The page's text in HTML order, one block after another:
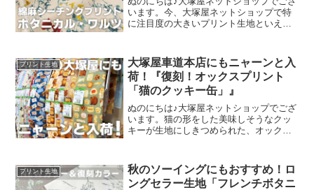
います。今、大塚屋ネットショップで特
に注目度の大きいプリント生地といえ
ン生地に、エンジェルソフト加工という
特別な加工を施し、
プリント生地
大塚屋車道本店にもニャーンと入
荷！『復刻！オックスプリント
「猫のクッキー缶」』
ぬのにちは♪大塚屋ネットショップでござ
います。猫の形をした美味しそうなクッ
キーが生地にしきつめられた、オックス
した。ご予約をくださっていましたお客
様への発送が完了し、現
プリント生地
秋のソーイングにもおすすめ！ロ
ングセラー生地「フレンチボタニ